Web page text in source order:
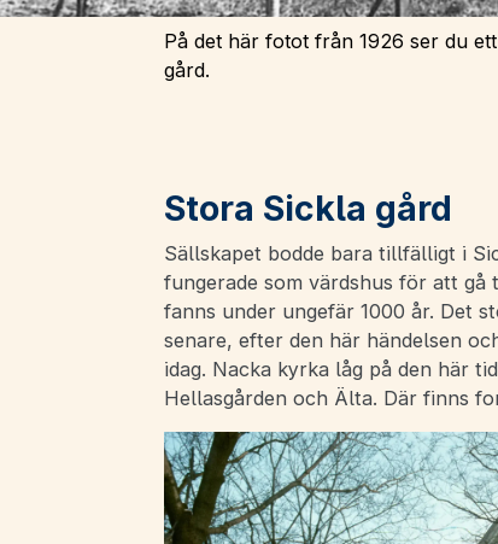
På det här fotot från 1926 ser du
gård.
Stora Sickla gård
Sällskapet bodde bara tillfälligt i
fungerade som värdshus för att
fanns under ungefär 1000 år. Det
senare, efter den här händelsen
idag. Nacka kyrka låg på den här
Hellasgården och Älta. Där finns